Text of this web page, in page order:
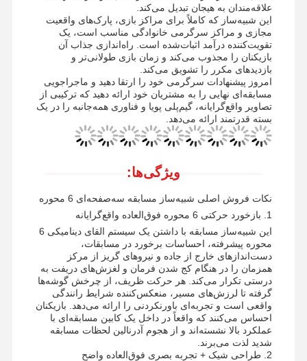
علاقه‌مندان به هیجان تبدیل می‌کند.
این شبیه‌ساز که کاملاً برای مراکز بازی، پارک‌های واقعیت
مجازی و مراکز سرگرمی خانوادگی مناسب است، یک
تقویت‌کننده درآمد اثبات‌شده است. راه‌اندازی جذاب آن
بازیکنان را مجذوب می‌کند و زمان بازی طولانی‌تر و
بازدیدهای مکرر را تشویق می‌کند.
امروز پیشنهادات سرگرمی خود را ارتقا دهید و ماجراجویی
مسابقه‌ای نهایی را به مشتریان خود ارائه دهید که ترکیبی از
تصاویر واقع‌گرایانه، گیم‌پلی پویا و فناوری همه‌جانبه را در یک
بسته قدرتمند ارائه می‌دهد.
ویژگی‌ها:
نکات فروش اصلی شبیه‌ساز مسابقه سه‌صفحه‌ای 6 محوره
1. بازخورد حرکتی 6 محوره فوق‌العاده واقع‌گرایانه
این شبیه‌ساز مسابقه با داشتن یک سیستم القای دینامیکی 6
محوره پیشرفته، احساسات برخورد در مسابقات،
دست‌اندازهای خارج از جاده و نیروهای گریز از مرکز
همزمان را در هنگام کج شدن فرمان و لغزش‌های دریفت به
درستی تکرار می‌کند. هر حرکت ظریف، از چرخش گوشه‌ها
گرفته تا لرزش‌های مسیر، منعکس‌کننده شرایط رانندگی
واقعی است و تجربه‌ای باورنکردنی را ارائه می‌دهد. بازیکنان
احساس می‌کنند که واقعاً در داخل یک کابین مسابقه‌ای با
عملکرد بالا نشسته‌اند و از هجوم آدرنالین لحظات مسابقه
شدید لذت می‌برند.
2. طراحی شیک + تجربه بصری فوق‌العاده واضح